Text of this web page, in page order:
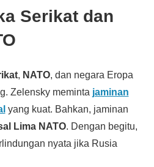
Serikat dan
, NATO, dan negara Eropa
Zelensky meminta jaminan
yang kuat. Bahkan, jaminan
Lima NATO. Dengan begitu,
nyata jika Rusia